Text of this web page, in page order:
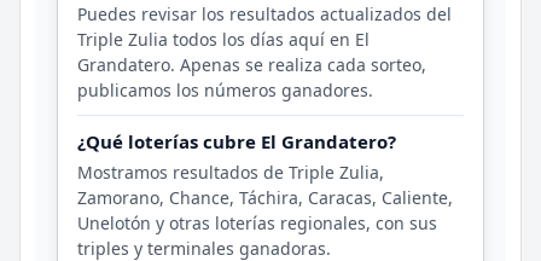
Puedes revisar los resultados actualizados del
Triple Zulia todos los días aquí en El
Grandatero. Apenas se realiza cada sorteo,
publicamos los números ganadores.
¿Qué loterías cubre El Grandatero?
Mostramos resultados de Triple Zulia,
Zamorano, Chance, Táchira, Caracas, Caliente,
Unelotón y otras loterías regionales, con sus
triples y terminales ganadoras.